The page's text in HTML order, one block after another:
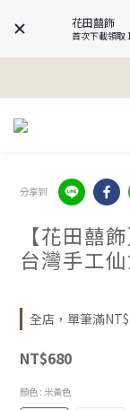
花田囍飾
首次下載領取
分享到
【花田囍
台灣手工
全店，單筆滿
NT$680
顏色 : 米黃色